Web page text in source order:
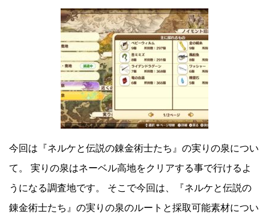
今回は『ネルケと伝説の錬金術士たち』の実りの泉につい
て。 実りの泉はネーベル高地をクリアする事で行けるよ
うになる調査地です。 そこで今回は、『ネルケと伝説の
錬金術士たち』の実りの泉のルートと採取可能素材につい